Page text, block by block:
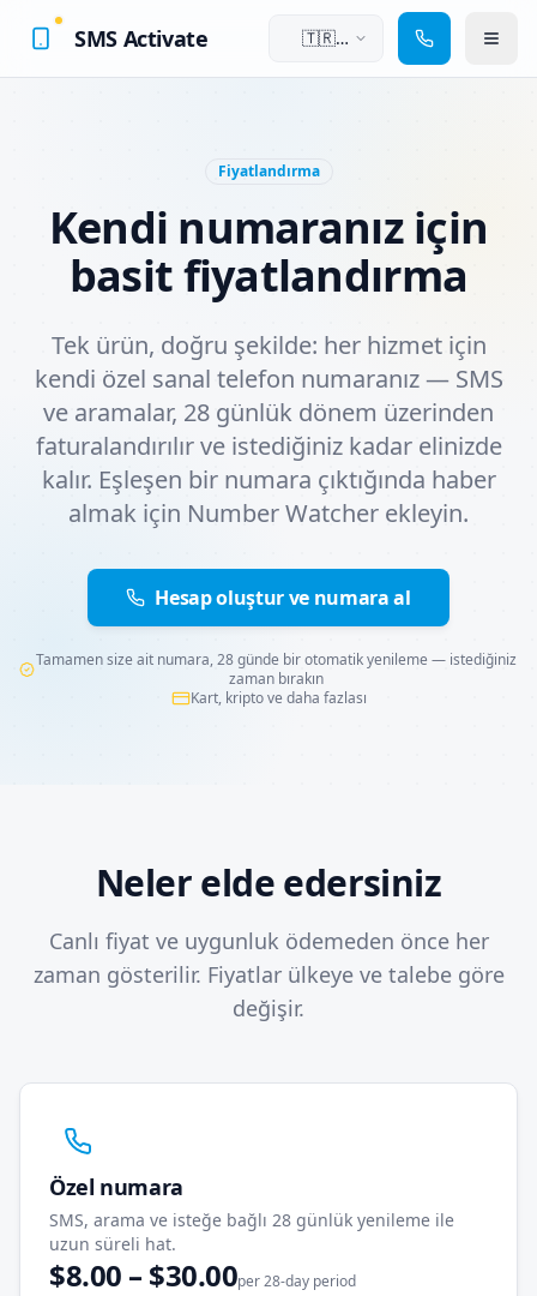
SMS Activate
🇹🇷
Fiyatlandırma
Kendi numaranız için
basit fiyatlandırma
Tek ürün, doğru şekilde: her hizmet için
kendi özel sanal telefon numaranız — SMS
ve aramalar, 28 günlük dönem üzerinden
faturalandırılır ve istediğiniz kadar elinizde
kalır. Eşleşen bir numara çıktığında haber
almak için Number Watcher ekleyin.
Hesap oluştur ve numara al
Tamamen size ait numara, 28 günde bir otomatik yenileme — istediğiniz
zaman bırakın
Kart, kripto ve daha fazlası
Neler elde edersiniz
Canlı fiyat ve uygunluk ödemeden önce her
zaman gösterilir. Fiyatlar ülkeye ve talebe göre
değişir.
Özel numara
SMS, arama ve isteğe bağlı 28 günlük yenileme ile
uzun süreli hat.
$8.00 – $30.00per 28-day period